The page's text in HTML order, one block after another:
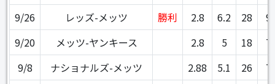
9/26
レッズ-メッツ 勝利 2.8 6.2 28
9/20
メッツ-ヤンキース 2.8 5 18
9/8
ナショナルズ-メッツ 2.88 5.1 26